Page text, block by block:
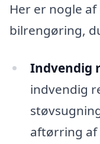
Her er nogle
bilrengøring,
Indvendig
indvendig
aftørring